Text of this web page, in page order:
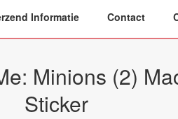
Informatie Contact
Minions (2)
Sticker